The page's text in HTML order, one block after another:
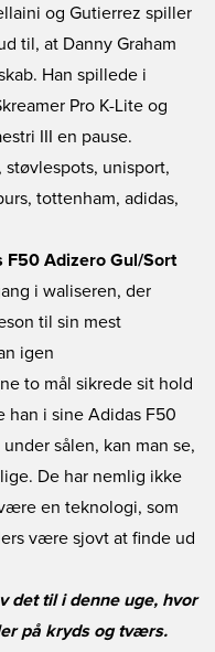
og Gutierrez spiller
til, at Danny Graham
Han spillede i
Pro K-Lite og
III en pause.
F50 Adizero Gul/Sort
i waliseren, der
til sin mest
igen
to mål sikrede sit hold
han i sine Adidas F50
sålen, kan man se,
De har nemlig ikke
en teknologi, som
være sjovt at finde ud
det til i denne uge, hvor
på kryds og tværs.